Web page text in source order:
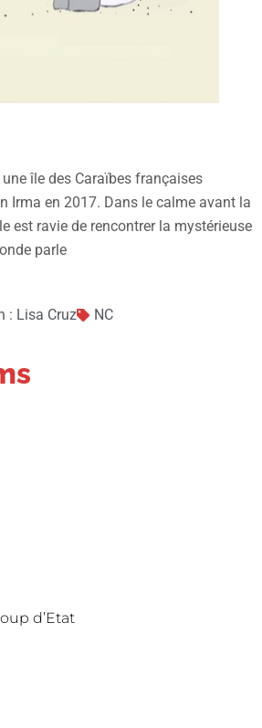
île des Caraïbes françaises
Irma en 2017. Dans le calme avant la
est ravie de rencontrer la mystérieuse
parle
: Lisa Cruz NC
d’Etat